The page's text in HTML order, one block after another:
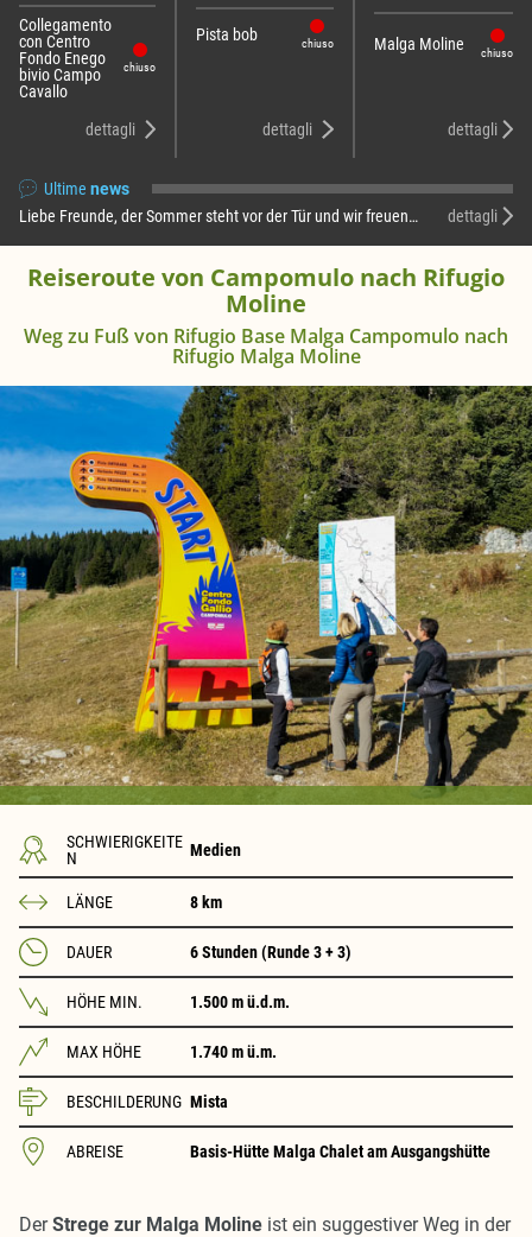
Collegamento
con Centro
Fondo Enego
bivio Campo
Cavallo
chiuso
dettagli
Pista bob chiuso
dettagli
Malga Moline chiuso
dettagli
Ultimenews
Liebe Freunde, der Sommer steht vor der Tür und wir freuen uns, Ihnen mitteilen zu können, dass die Campomulo-Hütte wieder geöffnet ist! Im Moment fin …
dettagli
Reiseroute von Campomulo nach Rifugio
Moline
Weg zu Fuß von Rifugio Base Malga Campomulo nach
Rifugio Malga Moline
SCHWIERIGKEITE
N
Medien
LÄNGE 8 km
DAUER 6 Stunden (Runde 3 + 3)
HÖHE MIN. 1.500 m ü.d.m.
MAX HÖHE 1.740 m ü.m.
BESCHILDERUNG Mista
ABREISE Basis-Hütte Malga Chalet am Ausgangshütte
DerStrege zur Malga Moline ist ein suggestiver Weg in der